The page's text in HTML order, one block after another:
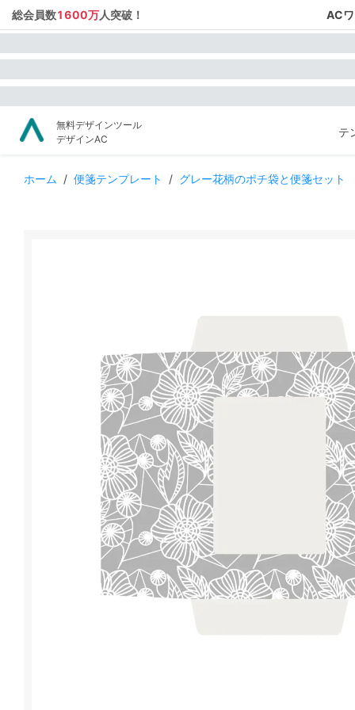
総会員数1600万人突破！ AC
無料デザインツール
デザインAC
テ
ホーム / 便箋テンプレート / グレー花柄のポチ袋と便箋セット